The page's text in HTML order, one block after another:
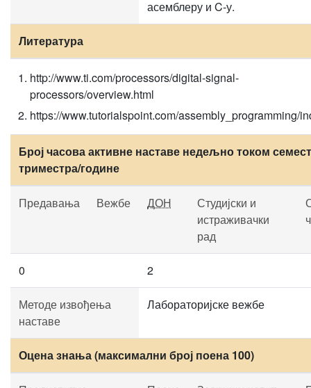
асемблеру и C-у.
Литература
http://www.ti.com/processors/digital-signal-
processors/overview.html
https://www.tutorialspoint.com/assembly_programming/
Број часова активне наставе недељно током
триместра/године
Предавања Вежбе ДОН
Студијски и
истраживачки
рад
0 2
Методе извођења
наставе
Лабораторијске вежбе
Оцена знања (максимални број поена 100)